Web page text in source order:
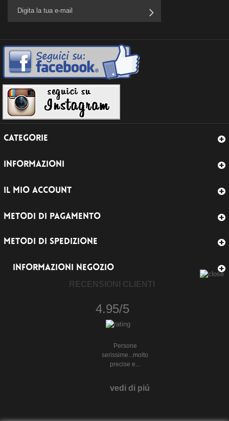
CATEGORIE
INFORMAZIONI
IL MIO ACCOUNT
METODI DI PAGAMENTO
METODI DI SPEDIZIONE
INFORMAZIONI NEGOZIO
RECENSIONI CLIENTI
4.95/5
Persone
serissime...molto
precise e...
vedi di piú